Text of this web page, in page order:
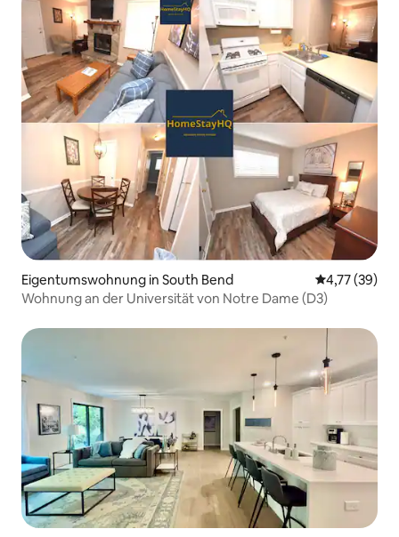
Eigentumswohnung in South Bend
4,77 (39)
Wohnung an der Universität von Notre Dame (D3)